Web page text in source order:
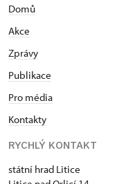
Domů
Akce
Zprávy
Publikace
Pro média
Kontakty
RYCHLÝ KONTAKT
státní hrad Litice